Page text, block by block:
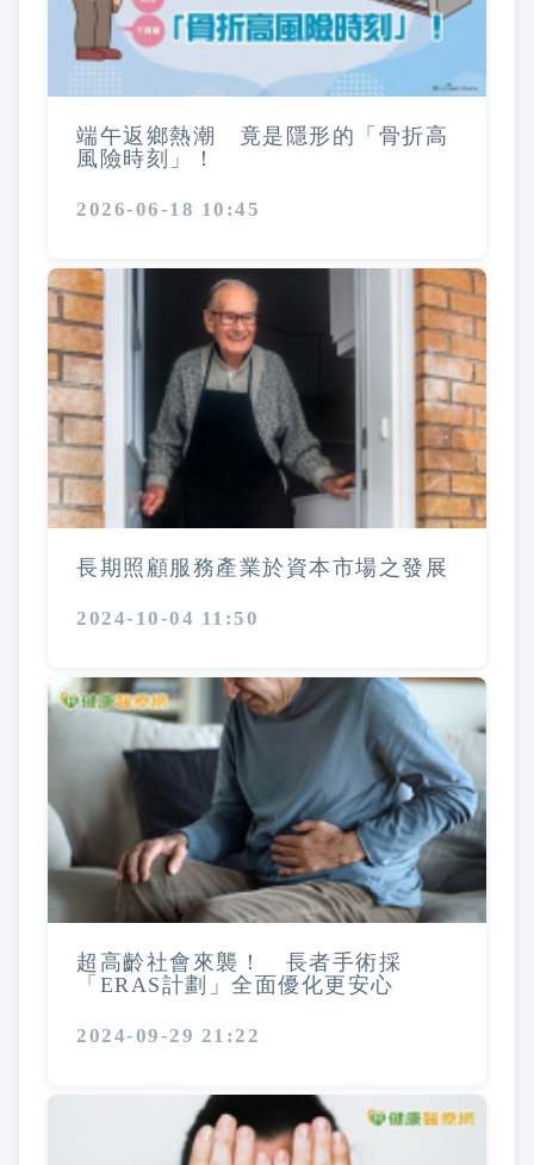
端午返鄉熱潮 竟是隱形的「骨折高
風險時刻」！
2026-06-18 10:45
長期照顧服務產業於資本市場之發展
2024-10-04 11:50
超高齡社會來襲！ 長者手術採
「ERAS計劃」全面優化更安心
2024-09-29 21:22